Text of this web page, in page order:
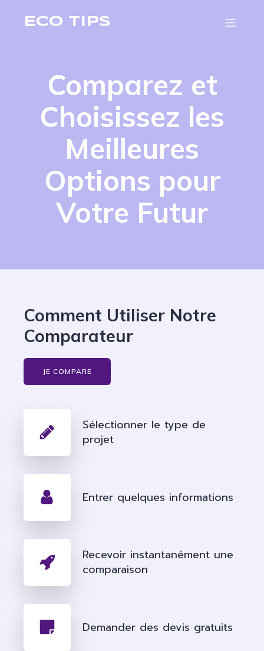
ECO TIPS
Comparez et
Choisissez les
Meilleures
Options pour
Votre Futur
Comment Utiliser Notre
Comparateur
JE COMPARE
Sélectionner le type de
projet
Entrer quelques informations
Recevoir instantanément une
comparaison
Demander des devis gratuits